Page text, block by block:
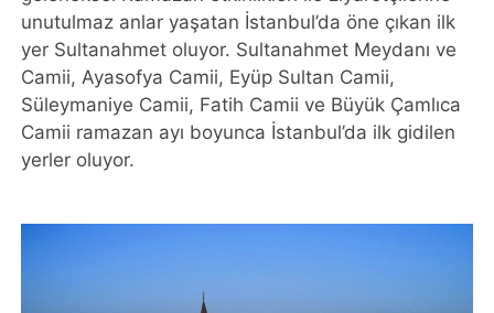
unutulmaz anlar yaşatan İstanbul’da öne çıkan ilk
yer Sultanahmet oluyor. Sultanahmet Meydanı ve
Camii, Ayasofya Camii, Eyüp Sultan Camii,
Süleymaniye Camii, Fatih Camii ve Büyük Çamlıca
Camii ramazan ayı boyunca İstanbul’da ilk gidilen
yerler oluyor.